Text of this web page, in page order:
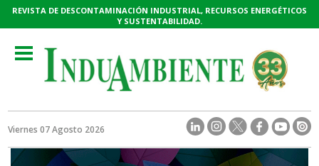
REVISTA DE DESCONTAMINACIÓN INDUSTRIAL, RECURSOS ENERGÉTICOS
Y SUSTENTABILIDAD.
Toggle
navigation
Viernes 07 Agosto 2026